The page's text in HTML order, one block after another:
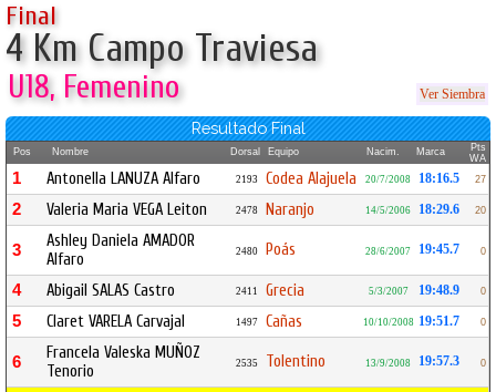
Final
4 Km Campo Traviesa
U18, Femenino Ver Siembra
Resultado Final
Pos Nombre Dorsal Equipo Nacim. Marca
Pts
WA
1 Antonella LANUZA Alfaro 2193 Codea Alajuela 20/7/2008 18:16.5 27
2 Valeria Maria VEGA Leiton 2478 Naranjo 14/5/2006 18:29.6 20
3
Ashley Daniela AMADOR
Alfaro
2480 Poás 28/6/2007 19:45.7 0
4 Abigail SALAS Castro 2411 Grecia 5/3/2007 19:48.9 0
5 Claret VARELA Carvajal 1497 Cañas 10/10/2008 19:51.7 0
6
Francela Valeska MUÑOZ
Tenorio
2535 Tolentino 13/9/2008 19:57.3 0